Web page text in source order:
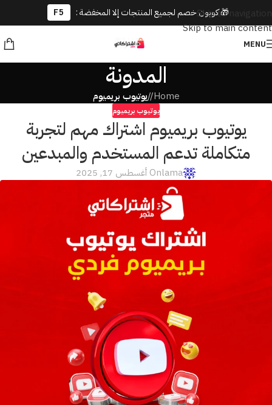
🎁 كوبون خصم لجميع المنتجات إلا المخفضة : F5
Skip to navigation
Skip to main content
MENU
المدونة
Home
/ يوتيوب بريميوم
يوتيوب بريميوم
يوتيوب بريميوم اشتراك مهم لتجربة
متكاملة تدعم المستخدم والمبدعين
lamaOn أغسطس 17, 2025